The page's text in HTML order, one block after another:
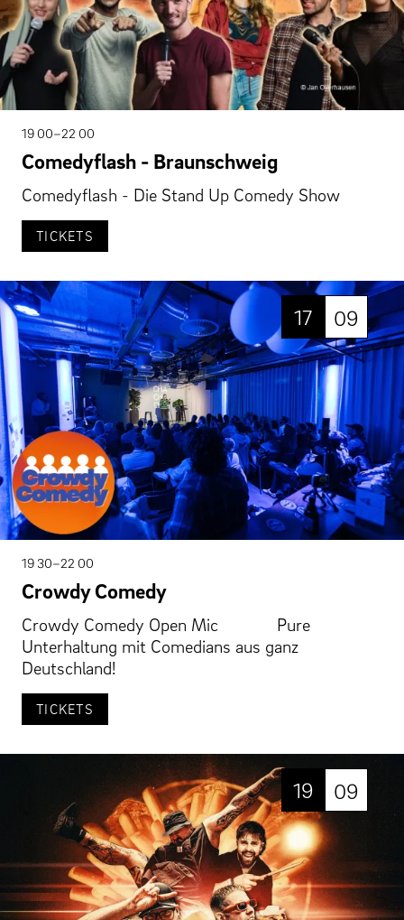
19 00–22 00
Comedyflash - Braunschweig
Comedyflash - Die Stand Up Comedy Show
TICKETS
17 09
19 30–22 00
Crowdy Comedy
Crowdy Comedy Open Mic Pure
Unterhaltung mit Comedians aus ganz
Deutschland!
TICKETS
19 09